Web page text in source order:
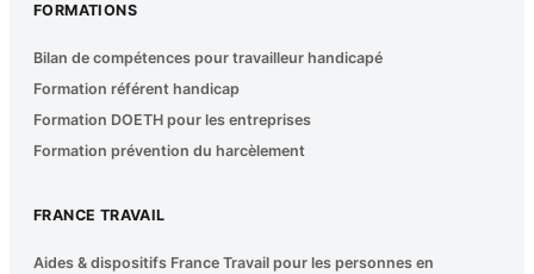
FORMATIONS
Bilan de compétences pour travailleur handicapé
Formation référent handicap
Formation DOETH pour les entreprises
Formation prévention du harcèlement
FRANCE TRAVAIL
Aides & dispositifs France Travail pour les personnes en